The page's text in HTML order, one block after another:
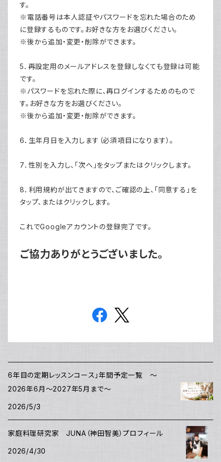
す。
※電話番号は本人認証やパスワードを忘れた場合のため
に登録するものです。お好きな方をお選びください。
※後から追加・変更・削除ができます。
5．再設定用のメールアドレスを登録しなくても登録は可能
です。
※パスワードを忘れた際に、再ログインするためのもので
す。お好きな方をお選びください。
※後から追加・変更・削除ができます。
6．生年月日を入力します（必須項目になります）。
7．性別を入力し、「次へ」をタップまたはクリックします。
8．利用規約が出てきますので、ご確認の上、「同意する」を
タップ、またはクリックします。
これでGoogleアカウントの登録完了です。
ご協力ありがとうございました。
6年目の定期レッスンコース」年間予定一覧 ～
2026年6月～2027年5月まで～
2026/5/3
家庭料理研究家 JUNA（神田智美）プロフィール
2026/4/30